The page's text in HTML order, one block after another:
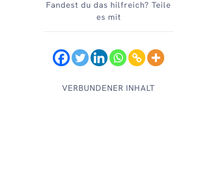
Fandest du das hilfreich? Teile
es mit
VERBUNDENER INHALT